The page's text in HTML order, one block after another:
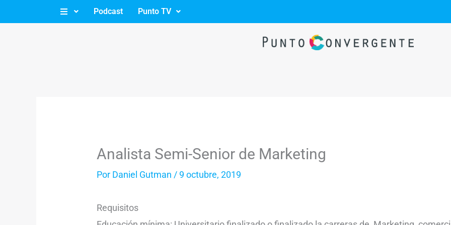
al
Podcast Punto TV
Analista Semi-Senior de Marketing
Por Daniel Gutman / 9 octubre, 2019
Requisitos